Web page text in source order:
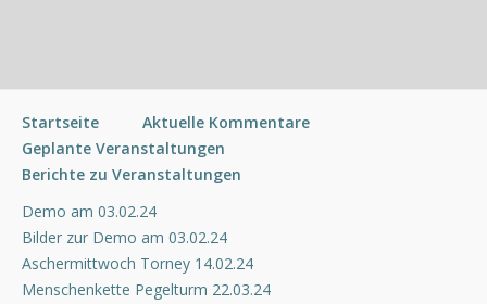
Startseite
Aktuelle Kommentare
Geplante Veranstaltungen
Berichte zu Veranstaltungen
Demo am 03.02.24
Bilder zur Demo am 03.02.24
Aschermittwoch Torney 14.02.24
Menschenkette Pegelturm 22.03.24